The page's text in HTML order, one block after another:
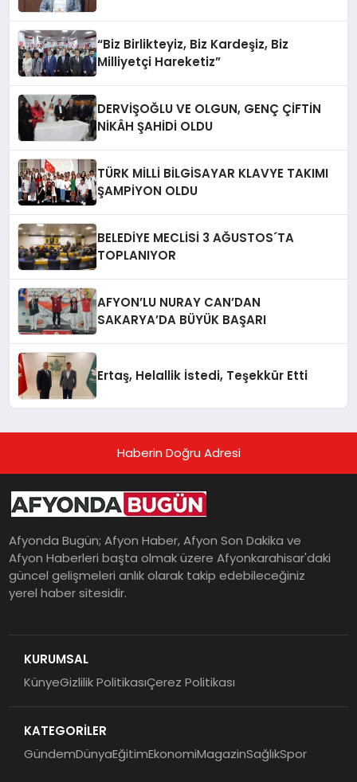
“Biz Birlikteyiz, Biz Kardeşiz, Biz
Milliyetçi Hareketiz”
DERVİŞOĞLU VE OLGUN, GENÇ ÇİFTİN
NİKÂH ŞAHİDİ OLDU
TÜRK MİLLİ BİLGİSAYAR KLAVYE TAKIMI
ŞAMPİYON OLDU
BELEDİYE MECLİSİ 3 AĞUSTOS´TA
TOPLANIYOR
AFYON’LU NURAY CAN’DAN
SAKARYA’DA BÜYÜK BAŞARI
Ertaş, Helallik İstedi, Teşekkür Etti
Haberin Doğru Adresi
Afyonda Bugün; Afyon Haber, Afyon Son Dakika ve
Afyon Haberleri başta olmak üzere Afyonkarahisar'daki
güncel gelişmeleri anlık olarak takip edebileceğiniz
yerel haber sitesidir.
KURUMSAL
KünyeGizlilik PolitikasıÇerez Politikası
KATEGORİLER
GündemDünyaEğitimEkonomiMagazinSağlıkSpor